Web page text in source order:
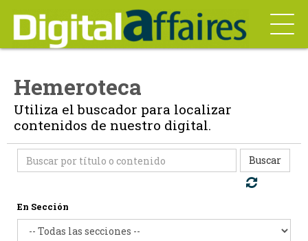
Hemeroteca
Utiliza el buscador para localizar
contenidos de nuestro digital.
Buscar
En Sección